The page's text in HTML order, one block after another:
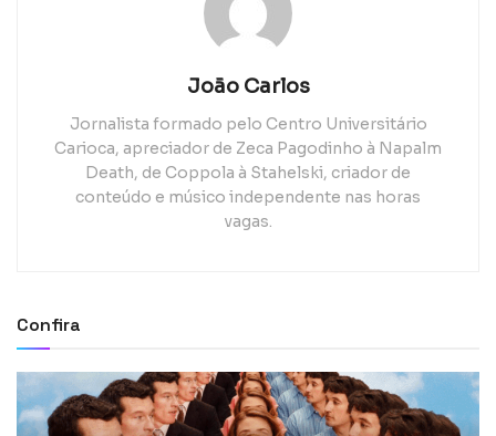
João Carlos
Jornalista formado pelo Centro Universitário
Carioca, apreciador de Zeca Pagodinho à Napalm
Death, de Coppola à Stahelski, criador de
conteúdo e músico independente nas horas
vagas.
Confira